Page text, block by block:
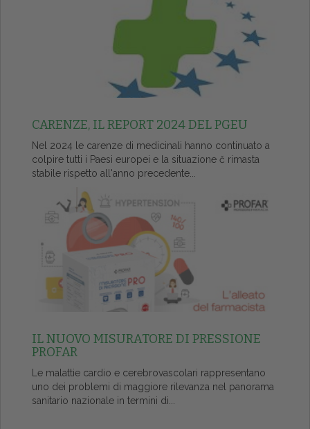
CARENZE, IL REPORT 2024 DEL PGEU
Nel 2024 le carenze di medicinali hanno continuato a
colpire tutti i Paesi europei e la situazione č rimasta
stabile rispetto all'anno precedente...
IL NUOVO MISURATORE DI PRESSIONE
PROFAR
Le malattie cardio e cerebrovascolari rappresentano
uno dei problemi di maggiore rilevanza nel panorama
sanitario nazionale in termini di...